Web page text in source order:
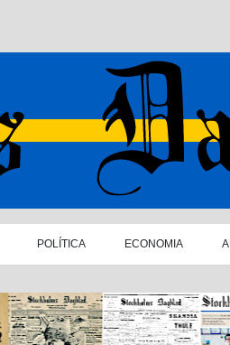
POLÍTICA ECONOMIA